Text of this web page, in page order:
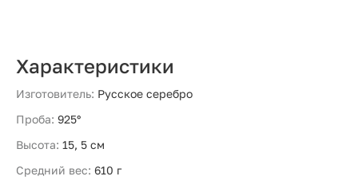
Характеристики
Изготовитель: Русское серебро
Проба: 925°
Высота: 15, 5 см
Средний вес: 610 г